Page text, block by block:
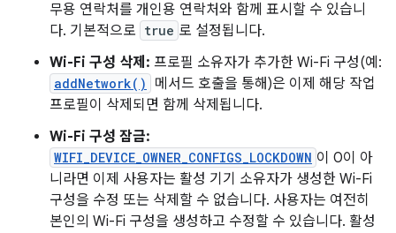
무용 연락처를 개인용 연락처와 함께 표시할 수 있습니
다. 기본적으로 true 로 설정됩니다.
Wi-Fi 구성 삭제: 프로필 소유자가 추가한 Wi-Fi 구성(예:
addNetwork()
메서드 호출을 통해)은 이제 해당 작업
프로필이 삭제되면 함께 삭제됩니다.
Wi-Fi 구성 잠금:
WIFI_DEVICE_OWNER_CONFIGS_LOCKDOWN 이 0이 아
니라면 이제 사용자는 활성 기기 소유자가 생성한 Wi-Fi
구성을 수정 또는 삭제할 수 없습니다. 사용자는 여전히
본인의 Wi-Fi 구성을 생성하고 수정할 수 있습니다. 활성